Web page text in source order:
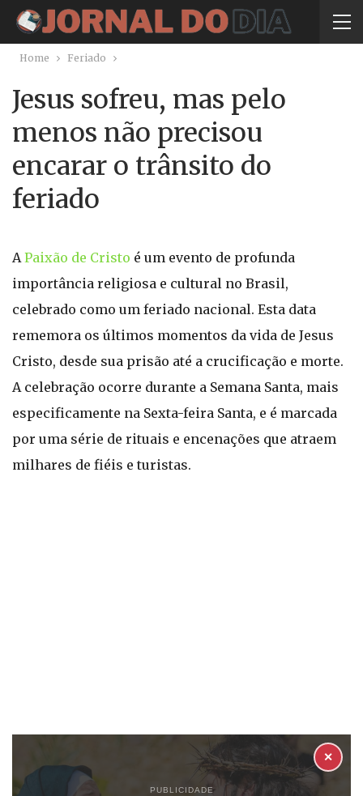
Home Feriado
Jesus sofreu, mas pelo
menos não precisou
encarar o trânsito do
feriado
APaixão de Cristo é um evento de profunda
importância religiosa e cultural no Brasil,
celebrado como um feriado nacional. Esta data
rememora os últimos momentos da vida de Jesus
Cristo, desde sua prisão até a crucificação e morte.
A celebração ocorre durante a Semana Santa, mais
especificamente na Sexta-feira Santa, e é marcada
por uma série de rituais e encenações que atraem
milhares de fiéis e turistas.
PUBLICIDADE
✕